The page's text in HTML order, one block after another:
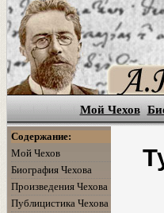
Мой Чехов
Содержание:
Мой Чехов
Биография Чехова
Произведения Чехова
Публицистика Чехова